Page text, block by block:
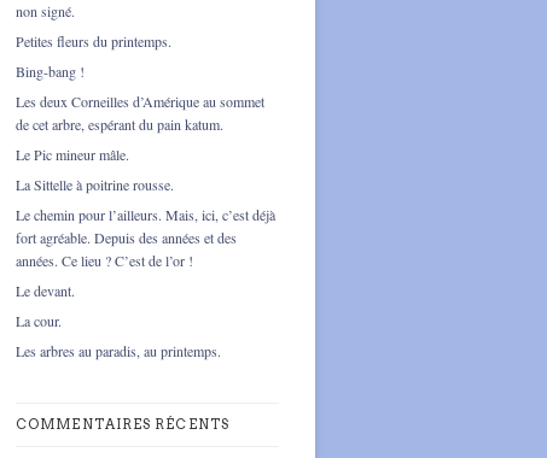
non signé.
Petites fleurs du printemps.
Bing-bang !
Les deux Corneilles d’Amérique au sommet
de cet arbre, espérant du pain katum.
Le Pic mineur mâle.
La Sittelle à poitrine rousse.
Le chemin pour l’ailleurs. Mais, ici, c’est déjà
fort agréable. Depuis des années et des
années. Ce lieu ? C’est de l’or !
Le devant.
La cour.
Les arbres au paradis, au printemps.
COMMENTAIRES RÉCENTS